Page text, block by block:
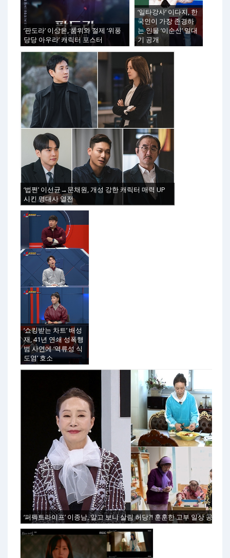
‘판도라’ 이상윤, 품위와 절제 ‘위풍
당당 아우라’ 캐릭터 포스터
‘일타강사’ 이다지, 한
국인이 가장 존경하
는 인물 ‘이순신’ 일대
기 공개
‘법쩐’ 이선균→문채원, 개성 강한 캐릭터 매력 UP
시킨 명대사 열전
‘쇼킹받는 차트’ 배성
재, 41년 연쇄 성폭행
범 사연에 ‘역류성 식
도염’ 호소
‘퍼펙트라이프’ 이종남, 알고 보니 살림 허당?! 훈훈한 고부 일상 공개